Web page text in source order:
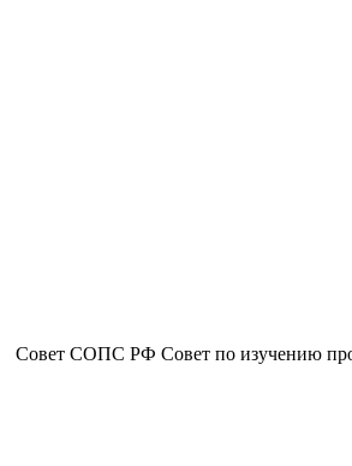
Совет СОПС РФ Совет по изучению